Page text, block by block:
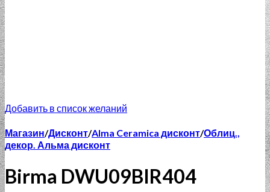
Добавить в список желаний
Магазин/Дисконт/Alma Ceramica дисконт/Облиц.,
декор. Альма дисконт
Birma DWU09BIR404